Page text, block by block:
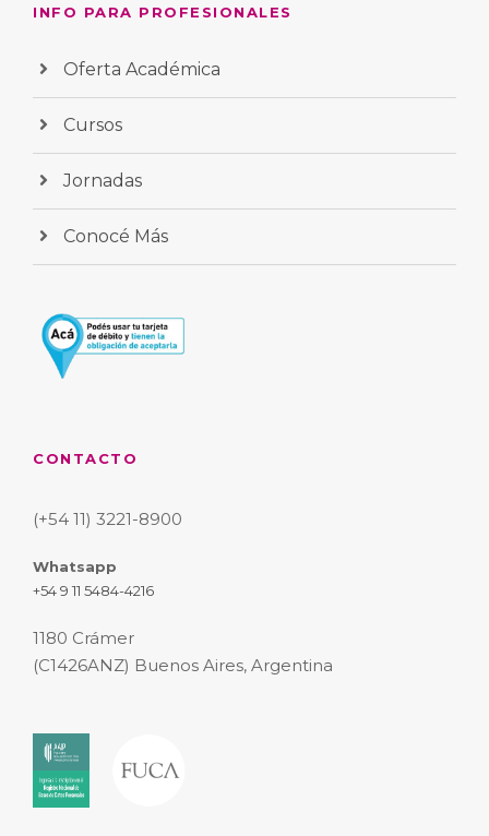
INFO PARA PROFESIONALES
Oferta Académica
Cursos
Jornadas
Conocé Más
CONTACTO
(+54 11) 3221-8900
Whatsapp
+54 9 11 5484-4216
1180 Crámer
(C1426ANZ) Buenos Aires, Argentina